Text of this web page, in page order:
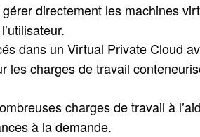
directement les machines
dans un Virtual Private Cloud
les charges de travail
charges de travail à
à la demande.